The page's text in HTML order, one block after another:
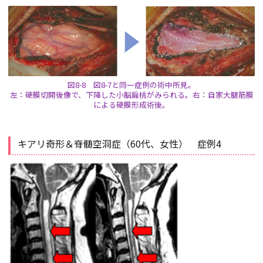
図8-8 図8-7と同一症例の術中所見。
左：硬膜切開後像で、下降した小脳扁桃がみられる。右：自家大腿筋膜
による硬膜形成術後。
キアリ奇形＆脊髄空洞症（60代、女性） 症例4